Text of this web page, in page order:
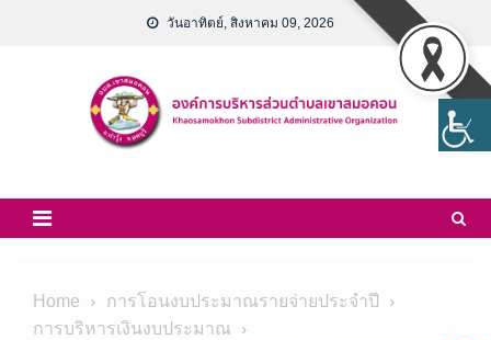
วันอาทิตย์, สิงหาคม 09, 2026
Home
การโอนงบประมาณรายจ่ายประจำปี
การบริหารเงินงบประมาณ